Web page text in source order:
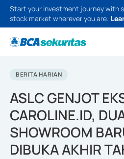
Start your investment journey with
stock market wherever you are.
BERITA HARIAN
ASLC GENJOT
CAROLINE.ID,
SHOWROOM
DIBUKA AKHIR